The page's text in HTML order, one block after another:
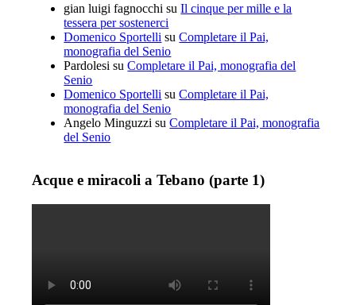
gian luigi fagnocchi suIl cinque per mille e la
tessera per sostenerci
Domenico Sportelli suCompletare il Pai,
monografia del Senio
Pardolesi suCompletare il Pai, monografia del
Senio
Domenico Sportelli suCompletare il Pai,
monografia del Senio
Angelo Minguzzi suCompletare il Pai, monografia
del Senio
Acque e miracoli a Tebano (parte 1)